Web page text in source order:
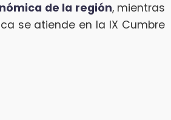
de la región, mientras
se atiende en la IX Cumbre